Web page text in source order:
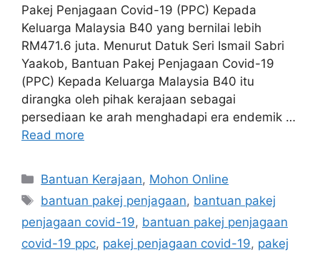
Pakej Penjagaan Covid-19 (PPC) Kepada
Keluarga Malaysia B40 yang bernilai lebih
RM471.6 juta. Menurut Datuk Seri Ismail Sabri
Yaakob, Bantuan Pakej Penjagaan Covid-19
(PPC) Kepada Keluarga Malaysia B40 itu
dirangka oleh pihak kerajaan sebagai
persediaan ke arah menghadapi era endemik …
Read more
Categories
Bantuan Kerajaan, Mohon Online
Tags
bantuan pakej penjagaan, bantuan pakej
penjagaan covid-19, bantuan pakej penjagaan
covid-19 ppc, pakej penjagaan covid-19, pakej